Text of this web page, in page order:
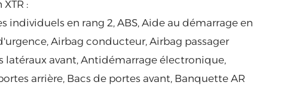
:
individuels en rang 2, ABS, Aide au démarrage en
Airbag conducteur, Airbag passager
latéraux avant, Antidémarrage électronique,
arrière, Bacs de portes avant, Banquette AR